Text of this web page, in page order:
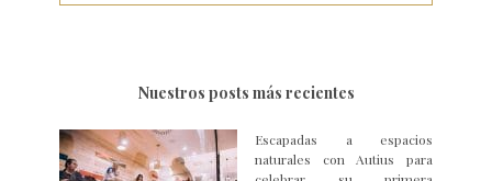
Nuestros posts más recientes
Escapadas a espacios
naturales con Autius para